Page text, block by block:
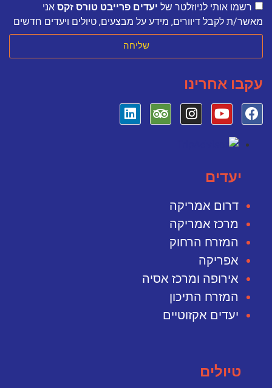
רשמו אותי לניוזלטר של יעדים פרייבט טורס זקס אני
מאשר/ת לקבל דיוורים, מידע על מבצעים, טיולים ויעדים חדשים
שליחה
עקבו אחרינו
יעדים
דרום אמריקה
מרכז אמריקה
המזרח הרחוק
אפריקה
אירופה ומרכז אסיה
המזרח התיכון
יעדים אקזוטיים
טיולים